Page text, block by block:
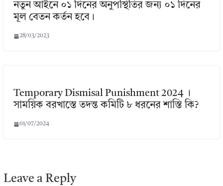
নতুন আইনে ০১ দিনের অনুপস্থিতির জন্য ০১ দিনের
মূল বেতন কর্তন হবে।
28/03/2023
Temporary Dismisal Punishment 2024 ।
সাময়িক বরখাস্তে তদন্ত কমিটি ৮ ধরনের শাস্তি কি?
01/07/2024
Leave a Reply